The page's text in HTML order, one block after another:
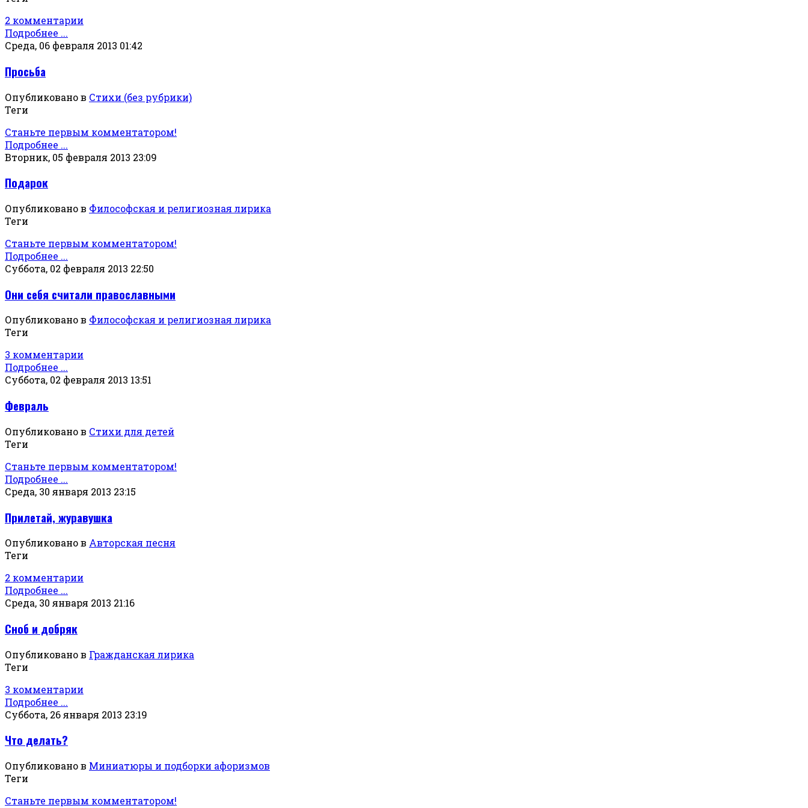
2 комментарии
Подробнее ...
Среда, 06 февраля 2013 01:42
Просьба
Опубликовано в Стихи (без рубрики)
Теги
Станьте первым комментатором!
Подробнее ...
Вторник, 05 февраля 2013 23:09
Подарок
Опубликовано в Философская и религиозная лирика
Теги
Станьте первым комментатором!
Подробнее ...
Суббота, 02 февраля 2013 22:50
Они себя считали православными
Опубликовано в Философская и религиозная лирика
Теги
3 комментарии
Подробнее ...
Суббота, 02 февраля 2013 13:51
Февраль
Опубликовано в Стихи для детей
Теги
Станьте первым комментатором!
Подробнее ...
Среда, 30 января 2013 23:15
Прилетай, журавушка
Опубликовано в Авторская песня
Теги
2 комментарии
Подробнее ...
Среда, 30 января 2013 21:16
Сноб и добряк
Опубликовано в Гражданская лирика
Теги
3 комментарии
Подробнее ...
Суббота, 26 января 2013 23:19
Что делать?
Опубликовано в Миниатюры и подборки афоризмов
Теги
Станьте первым комментатором!